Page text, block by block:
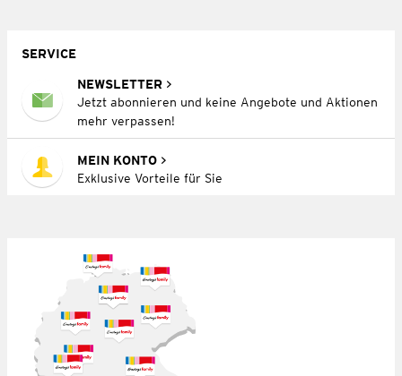
SERVICE
NEWSLETTER
Jetzt abonnieren und keine Angebote und Aktionen
mehr verpassen!
MEIN KONTO
Exklusive Vorteile für Sie